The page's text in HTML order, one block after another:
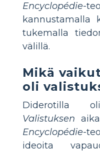
Encyclopédie-
kannustamalla
tukemalla
välillä.
Mikä
oli
Diderotilla
Valistuksen
Encyclopédie-
ideoita